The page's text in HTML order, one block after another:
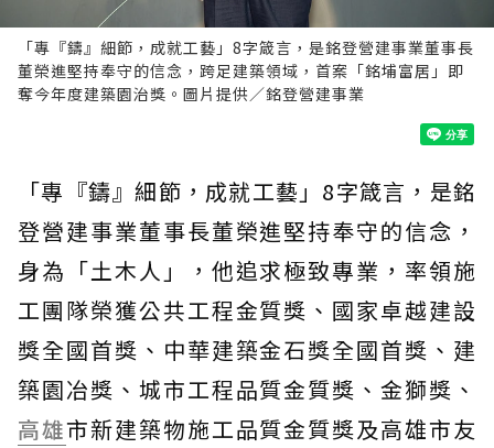
「專『鑄』細節，成就工藝」8字箴言，是銘登營建事業董事長
董榮進堅持奉守的信念，跨足建築領域，首案「銘埔富居」即
奪今年度建築園治獎。圖片提供／銘登營建事業
「專『鑄』細節，成就工藝」8字箴言，是銘
登營建事業董事長董榮進堅持奉守的信念，
身為「土木人」，他追求極致專業，率領施
工團隊榮獲公共工程金質獎、國家卓越建設
獎全國首獎、中華建築金石獎全國首獎、建
築園冶獎、城市工程品質金質獎、金獅獎、
高雄市新建築物施工品質金質獎及高雄市友